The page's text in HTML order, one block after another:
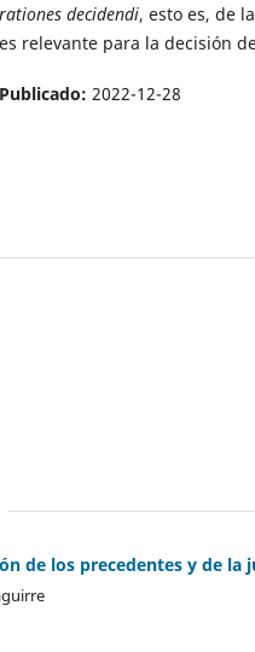
rationes decidendi, esto es, de
es relevante para la decisión
Publicado: 2022-12-28
de los precedentes y de